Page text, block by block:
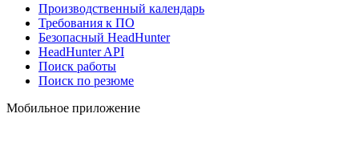
Производственный календарь
Требования к ПО
Безопасный HeadHunter
HeadHunter API
Поиск работы
Поиск по резюме
Мобильное приложение